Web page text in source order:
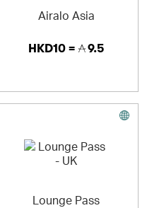
Airalo Asia
HKD10 = 9.5
Lounge Pass